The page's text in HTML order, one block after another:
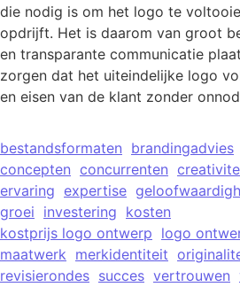
die nodig is om het logo te
opdrijft. Het is daarom van groot
en transparante communicatie
zorgen dat het uiteindelijke logo
en eisen van de klant zonder
bestandsformaten brandingadvies
concepten concurrenten
ervaring expertise
groei investering kosten
kostprijs logo ontwerp logo
maatwerk merkidentiteit
revisierondes succes vertrouwen